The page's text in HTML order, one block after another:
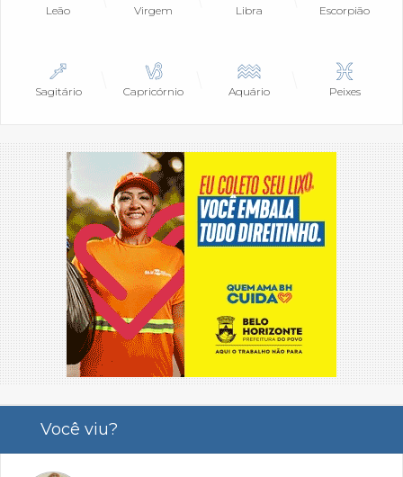
Leão Virgem Libra Escorpião
Sagitário Capricórnio Aquário Peixes
Você viu?